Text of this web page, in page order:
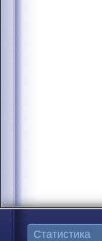
Статистика